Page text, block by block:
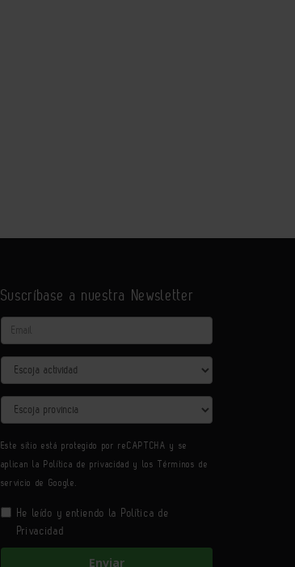
Suscríbase a nuestra Newsletter
Email
Actividad
Provincia
Este sitio está protegido por reCAPTCHA y se
aplican la Política de privacidad y losTérminos de
servicio de Google.
He leído y entiendo la Política de
Privacidad
Enviar